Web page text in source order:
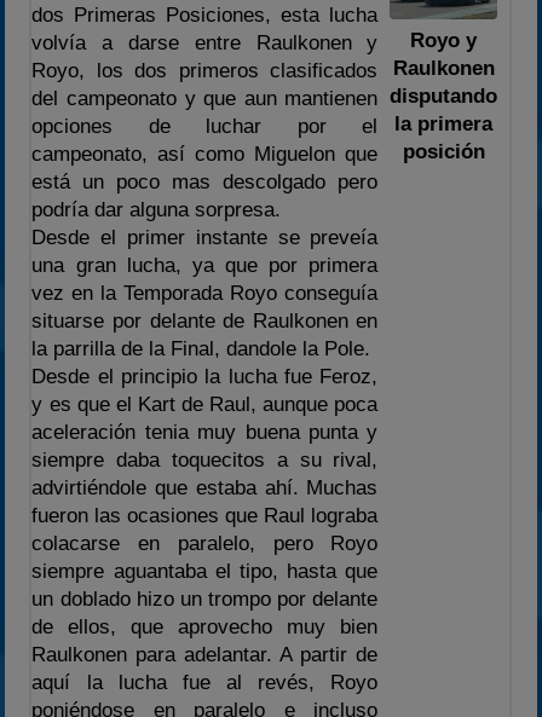
dos Primeras Posiciones, esta lucha
volvía a darse entre Raulkonen y
Royo, los dos primeros clasificados
del campeonato y que aun mantienen
opciones de luchar por el
campeonato, así como Miguelon que
está un poco mas descolgado pero
podría dar alguna sorpresa.
Desde el primer instante se preveía
una gran lucha, ya que por primera
vez en la Temporada Royo conseguía
situarse por delante de Raulkonen en
la parrilla de la Final, dandole la Pole.
Desde el principio la lucha fue Feroz,
y es que el Kart de Raul, aunque poca
aceleración tenia muy buena punta y
siempre daba toquecitos a su rival,
advirtiéndole que estaba ahí. Muchas
fueron las ocasiones que Raul lograba
colacarse en paralelo, pero Royo
siempre aguantaba el tipo, hasta que
un doblado hizo un trompo por delante
de ellos, que aprovecho muy bien
Raulkonen para adelantar. A partir de
aquí la lucha fue al revés, Royo
poniéndose en paralelo e incluso
Royo y
Raulkonen
disputando
la primera
posición